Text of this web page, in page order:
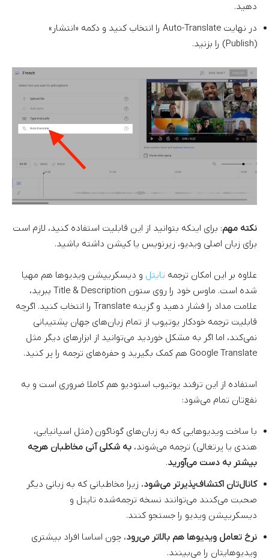
دهید.
در نهایت Auto-Translate را انتخاب کنید و دکمه «انتشار»
(Publish) را بزنید.
نکته مهم: برای اینکه بتوانید از این قابلیت استفاده کنید، لازم است
برای زبان اصلی ویدیو، زیرنویس یا کپشن داشته باشید.
علاوه بر این امکان ترجمه تایتل و دیسکریپشن ویدیوها هم مهیا
شده است. ماوس خود را روی ستون Title & Description ببرید،
علامت مداد را فشار دهید و گزینه Translate را انتخاب کنید. اگرچه
قابلیت ترجمه خودکار یوتیوب از تمام زبان‌های جهان پشتیبانی
نمی‌کند، اما اگر به مشکل خوردید می‌توانید از ابزارهای دیگر مثل
Google Translate هم کمک بگیرید و حفره‌های ترجمه را پر کنید.
استفاده از این ترفند یوتیوب استودیو هم کاملا ضروری است و به
نفع‌تان تمام می‌شود:
با ساخت ویدیوهایی که به زبان‌های گوناگون (مثل اسپانیایی،
هندی یا پرتغالی) ترجمه می‌شوند، به شکلی آنی مخاطبان هرچه
بیشتر به دست می‌آورید.
کانال‌تان اکتشاف‌پذیرتر می‌شود، زیرا مخاطبانی که به زبانی دیگر
صحبت می‌کنند می‌توانند نسخه ترجمه‌شده تایتل و
دیسکریپشن ویدیو را جستجو کنند.
نرخ تعامل ویدیوها هم بالاتر می‌رود، چون اساسا افراد بیشتری
ویدیوهایتان را می‌بینند.